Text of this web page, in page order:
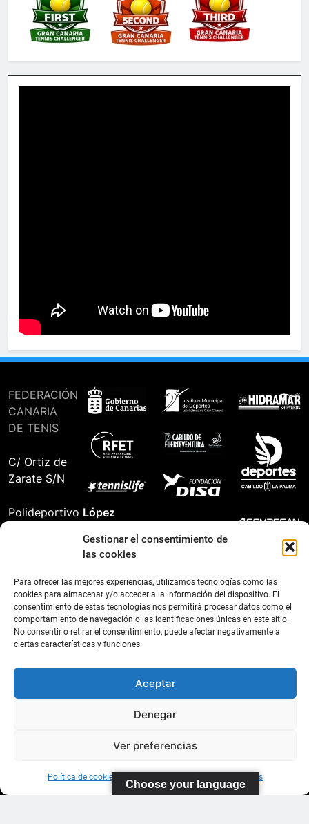
Gestionar el consentimiento de
las cookies
Para ofrecer las mejores experiencias, utilizamos tecnologías como las
cookies para almacenar y/o acceder a la información del dispositivo. El
consentimiento de estas tecnologías nos permitirá procesar datos como el
comportamiento de navegación o las identificaciones únicas en este sitio.
No consentir o retirar el consentimiento, puede afectar negativamente a
ciertas características y funciones.
Aceptar
Denegar
Ver preferencias
Política de cookies Información sobre Protección de Datos
FEDERACIÓN
CANARIA
DE TENIS
C/ Ortiz de
Zarate S/N
Polideportivo López
Tenis Carla
Suárez
35011 Las
Palmas de
Choose your language